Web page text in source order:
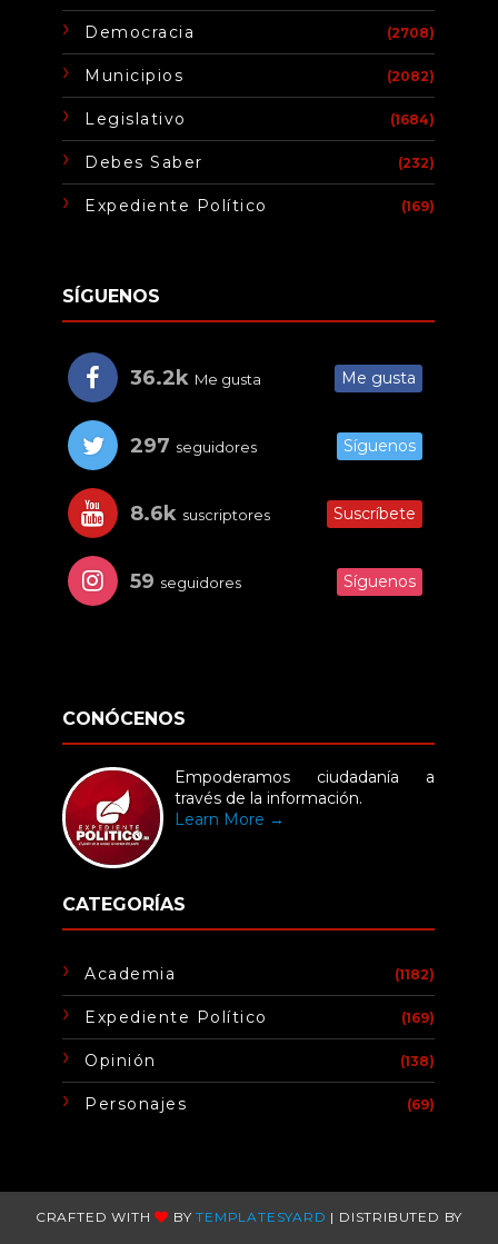
Democracia (2708)
Municipios (2082)
Legislativo (1684)
Debes Saber (232)
Expediente Político (169)
SÍGUENOS
36.2k Me gusta Me gusta
297 seguidores Síguenos
8.6k suscriptores Suscríbete
59 seguidores Síguenos
CONÓCENOS
Empoderamos ciudadanía a
través de la información.
Learn More →
CATEGORÍAS
Academia (1182)
Expediente Político (169)
Opinión (138)
Personajes (69)
CRAFTED WITH BYTEMPLATESYARD | DISTRIBUTED BY